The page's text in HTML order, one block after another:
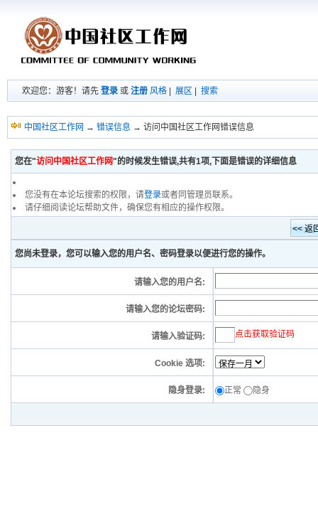
欢迎您：游客！请先 登录 或 注册 风格 展区 搜索
中国社区工作网 → 错误信息 → 访问中国社区工作网错误信息
您在"访问中国社区工作网"的时候发生错误,共有1项,下面是错误的详细信息
您没有在本论坛搜索的权限，请登录或者同管理员联系。
请仔细阅读论坛帮助文件，确保您有相应的操作权限。
您尚未登录，您可以输入您的用户名、密码登录以便进行您的操作。
请输入您的用户名:
请输入您的论坛密码:
请输入验证码: 点击获取验证码
Cookie 选项:
隐身登录: 正常 隐身